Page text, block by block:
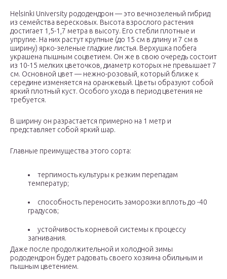
Helsinki University рододендрон — это вечнозеленый гибрид
из семейства вересковых. Высота взрослого растения
достигает 1,5-1,7 метра в высоту. Его стебли плотные и
упругие. На них растут крупные (до 15 см в длину и 7 см в
ширину) ярко-зеленые гладкие листья. Верхушка побега
украшена пышным соцветием. Он же в свою очередь состоит
из 10-15 мелких цветочков, диаметр которых не превышает 7
см. Основной цвет — нежно-розовый, который ближе к
середине изменяется на оранжевый. Цветы образуют собой
яркий плотный куст. Особого ухода в период цветения не
требуется.
В ширину он разрастается примерно на 1 метр и
представляет собой яркий шар.
Главные преимущества этого сорта:
терпимость культуры к резким перепадам
температур;
способность переносить заморозки вплоть до -40
градусов;
устойчивость корневой системы к процессу
загнивания.
Даже после продолжительной и холодной зимы
рододендрон будет радовать своего хозяина обильным и
пышным цветением.